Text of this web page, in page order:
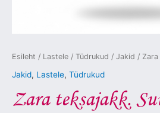
Esileht / Lastele / Tüdrukud / Jakid / Zara
Jakid, Lastele, Tüdrukud
Zara teksajakk.